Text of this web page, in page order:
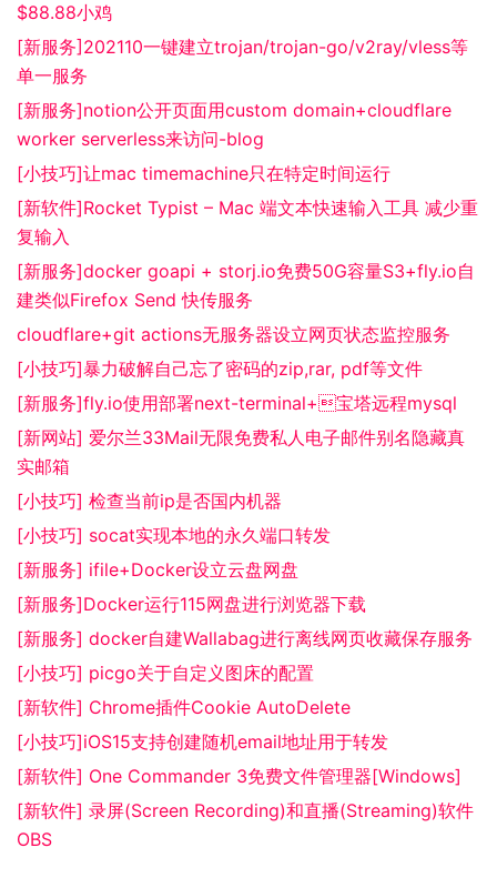
$88.88小鸡
[新服务]202110一键建立trojan/trojan-go/v2ray/vless等
单一服务
[新服务]notion公开页面用custom domain+cloudflare
worker serverless来访问-blog
[小技巧]让mac timemachine只在特定时间运行
[新软件]Rocket Typist – Mac 端文本快速输入工具 减少重
复输入
[新服务]docker goapi + storj.io免费50G容量S3+fly.io自
建类似Firefox Send 快传服务
cloudflare+git actions无服务器设立网页状态监控服务
[小技巧]暴力破解自己忘了密码的zip,rar, pdf等文件
[新服务]fly.io使用部署next-terminal+宝塔远程mysql
[新网站] 爱尔兰33Mail无限免费私人电子邮件别名隐藏真
实邮箱
[小技巧] 检查当前ip是否国内机器
[小技巧] socat实现本地的永久端口转发
[新服务] ifile+Docker设立云盘网盘
[新服务]Docker运行115网盘进行浏览器下载
[新服务] docker自建Wallabag进行离线网页收藏保存服务
[小技巧] picgo关于自定义图床的配置
[新软件] Chrome插件Cookie AutoDelete
[小技巧]iOS15支持创建随机email地址用于转发
[新软件] One Commander 3免费文件管理器[Windows]
[新软件] 录屏(Screen Recording)和直播(Streaming)软件
OBS